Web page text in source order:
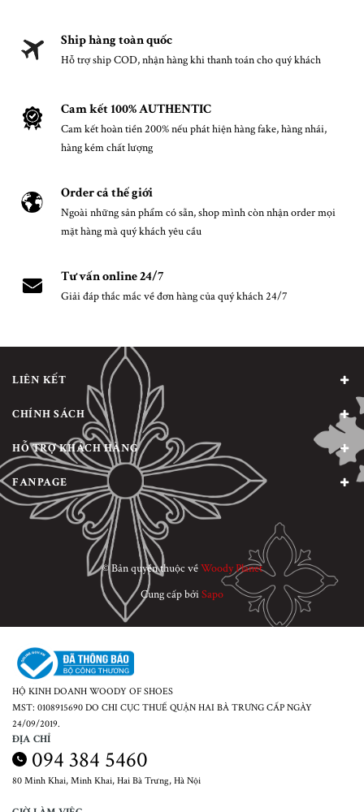
Ship hàng toàn quốc
Hỗ trợ ship COD, nhận hàng khi thanh toán cho quý khách
Cam kết 100% AUTHENTIC
Cam kết hoàn tiền 200% nếu phát hiện hàng fake, hàng nhái,
hàng kém chất lượng
Order cả thế giới
Ngoài những sản phẩm có sẵn, shop mình còn nhận order mọi
mặt hàng mà quý khách yêu cầu
Tư vấn online 24/7
Giải đáp thắc mắc về đơn hàng của quý khách 24/7
LIÊN KẾT
CHÍNH SÁCH
HỖ TRỢ KHÁCH HÀNG
FANPAGE
© Bản quyền thuộc vềWoody Planet
Cung cấp bởiSapo
HỘ KINH DOANH WOODY OF SHOES
MST: 0108915690 DO CHI CỤC THUẾ QUẬN HAI BÀ TRƯNG CẤP NGÀY
24/09/2019.
ĐỊA CHỈ
094 384 5460
80 Minh Khai, Minh Khai, Hai Bà Trưng, Hà Nội